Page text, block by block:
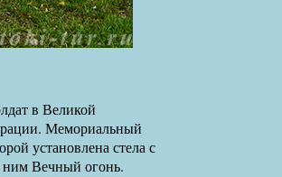
в Великой
Мемориальный
установлена стела с
ним Вечный огонь.